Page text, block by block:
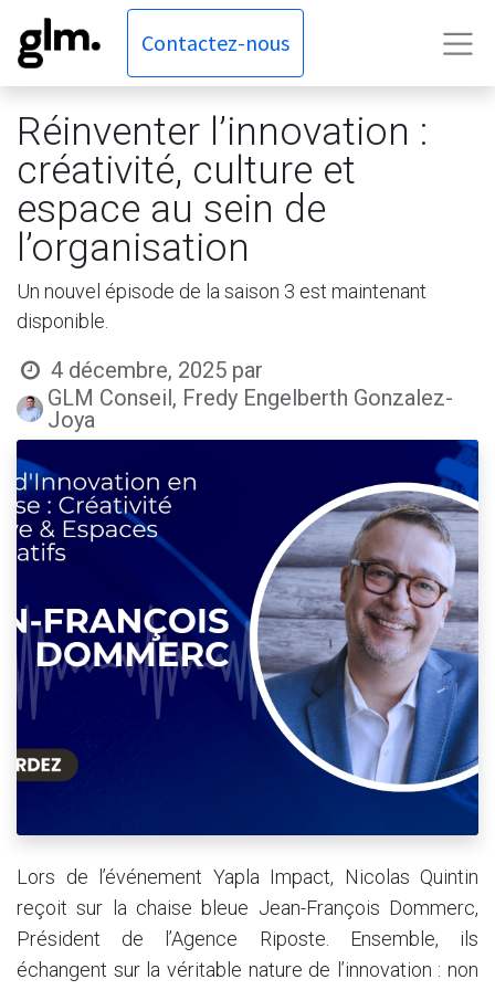
Contactez-nous
Réinventer l’innovation :
créativité, culture et
espace au sein de
l’organisation
Un nouvel épisode de la saison 3 est maintenant
disponible.
4 décembre, 2025 par
GLM Conseil, Fredy Engelberth Gonzalez-
Joya
Lors de l’événement Yapla Impact, Nicolas Quintin
reçoit sur la chaise bleue Jean-François Dommerc,
Président de l’Agence Riposte. Ensemble, ils
échangent sur la véritable nature de l’innovation : non